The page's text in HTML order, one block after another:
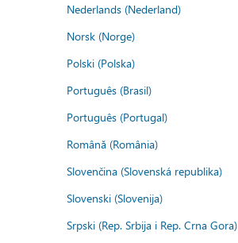
Nederlands (Nederland)
Norsk (Norge)
Polski (Polska)
Português (Brasil)
Português (Portugal)
Română (România)
Slovenčina (Slovenská republika)
Slovenski (Slovenija)
Srpski (Rep. Srbija i Rep. Crna Gora)